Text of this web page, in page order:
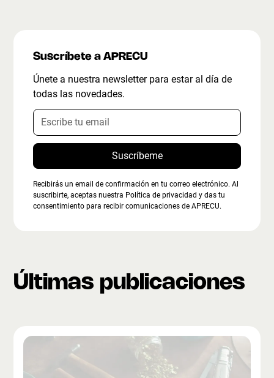
Suscríbete a APRECU
Únete a nuestra newsletter para estar al día de
todas las novedades.
Recibirás un email de confirmación en tu correo electrónico. Al
suscribirte, aceptas nuestra Política de privacidad y das tu
consentimiento para recibir comunicaciones de APRECU.
Últimas publicaciones